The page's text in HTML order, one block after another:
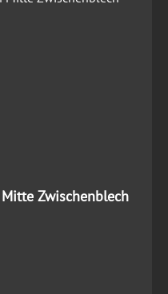
Zwischenblech